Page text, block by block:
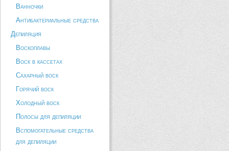
Ванночки
Антибактериальные средства
Депиляция
Воскоплавы
Воск в кассетах
Сахарный воск
Горячий воск
Холодный воск
Полосы для депиляции
Вспомогательные средства
для депиляции